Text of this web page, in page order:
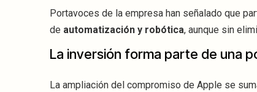
Portavoces de la empresa han señalado que
de automatización y robótica, aunque sin
La inversión forma parte de una
La ampliación del compromiso de Apple se